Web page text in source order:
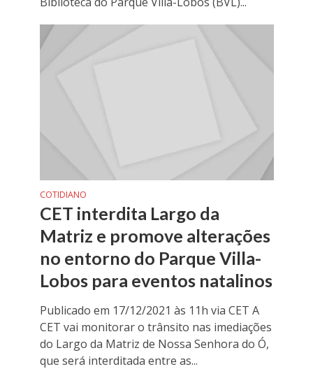
COTIDIANO
CET interdita Largo da
Matriz e promove alterações
no entorno do Parque Villa-
Lobos para eventos natalinos
Publicado em 17/12/2021 às 11h via CET A
CET vai monitorar o trânsito nas imediações
do Largo da Matriz de Nossa Senhora do Ó,
que será interditada entre as...